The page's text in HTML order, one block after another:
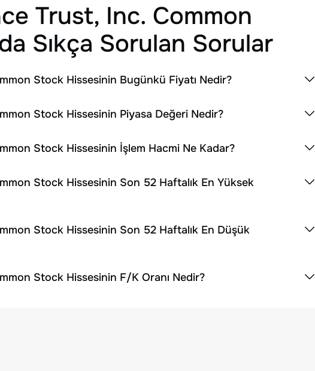
Trust, Inc. Common
Sıkça Sorulan Sorular
Stock Hissesinin Bugünkü Fiyatı Nedir?
Stock Hissesinin Piyasa Değeri Nedir?
Stock Hissesinin İşlem Hacmi Ne Kadar?
Stock Hissesinin Son 52 Haftalık En Yüksek
Stock Hissesinin Son 52 Haftalık En Düşük
Stock Hissesinin F/K Oranı Nedir?